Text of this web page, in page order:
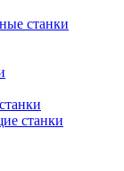
станки
станки